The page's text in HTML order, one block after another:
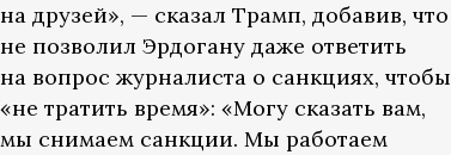
на друзей», — сказал Трамп, добавив, что
не позволил Эрдогану даже ответить
на вопрос журналиста о санкциях, чтобы
«не тратить время»: «Могу сказать вам,
мы снимаем санкции. Мы работаем